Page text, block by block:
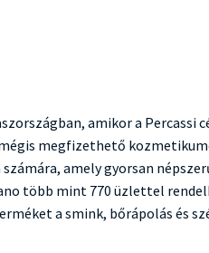
amikor a Percassi
megfizethető
amely gyorsan
több mint 770 üzlettel
a smink, bőrápolás és